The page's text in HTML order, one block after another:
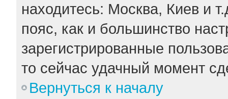
находитесь: Москва, Киев и
пояс, как и большинство
зарегистрированные
то сейчас удачный момент
Вернуться к началу